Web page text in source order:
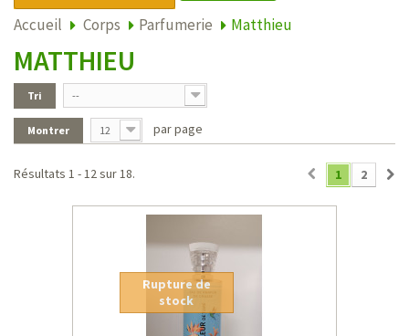
Accueil Corps Parfumerie Matthieu
MATTHIEU
Tri --
Montrer 12 par page
1 2
Résultats 1 - 12 sur 18.
Rupture de
stock